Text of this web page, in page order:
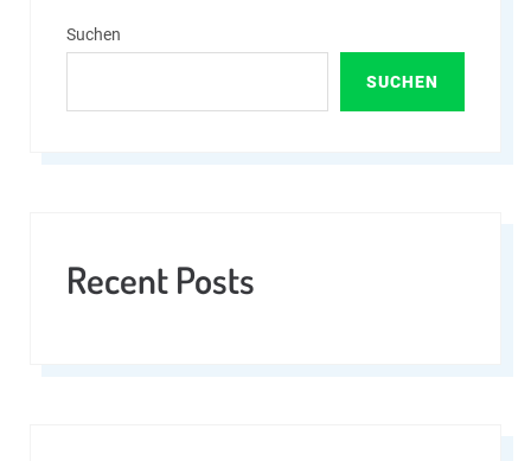
Suchen
SUCHEN
Recent Posts